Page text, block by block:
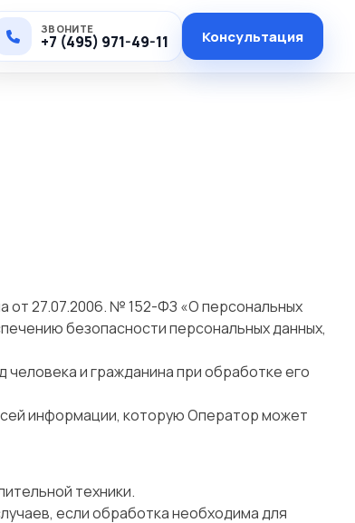
ЗВОНИТЕ
+7 (495) 971-49-11 Консультация
от 27.07.2006. № 152-ФЗ «О персональных
безопасности персональных данных,
и гражданина при обработке его
информации, которую Оператор может
техники.
если обработка необходима для